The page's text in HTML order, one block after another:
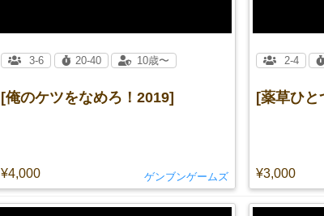
[俺のケツをなめろ！2019]
¥4,000
3-6 20-40 10歳〜
ゲンブンゲームズ
[薬草ひと
¥3,000
2-4